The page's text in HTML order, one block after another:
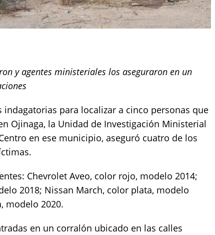
y agentes ministeriales los aseguraron en un
indagatorias para localizar a cinco personas que
Ojinaga, la Unidad de Investigación Ministerial
en ese municipio, aseguró cuatro de los
Chevrolet Aveo, color rojo, modelo 2014;
2018; Nissan March, color plata, modelo
modelo 2020.
en un corralón ubicado en las calles